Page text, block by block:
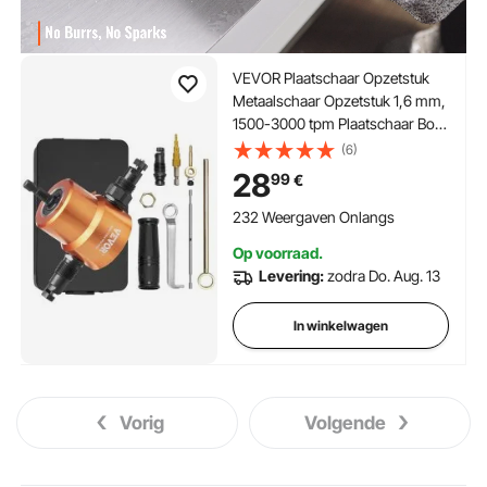
VEVOR Plaatschaar Opzetstuk
Metaalschaar Opzetstuk 1,6 mm,
1500-3000 tpm Plaatschaar Boor
Slagmoersleutel Opzetstuk,
Universeel Toepasbaar Zwart
Metaalschaar Opzetstuk
Slagvaste Boor Oranje
(6)
2899€
232 Weergaven Onlangs
Op voorraad.
Levering:zodra Do. Aug. 13
In winkelwagen
Vorig Volgende